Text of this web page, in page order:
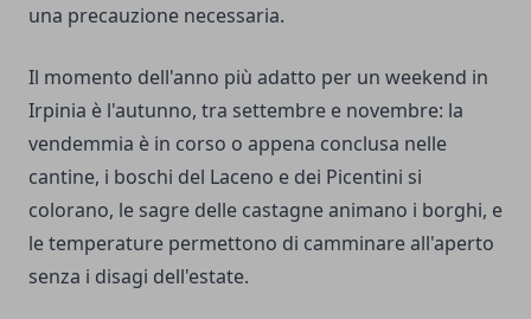
una precauzione necessaria.
Il momento dell'anno più adatto per un weekend in
Irpinia è l'autunno, tra settembre e novembre: la
vendemmia è in corso o appena conclusa nelle
cantine, i boschi del Laceno e dei Picentini si
colorano, le sagre delle castagne animano i borghi, e
le temperature permettono di camminare all'aperto
senza i disagi dell'estate.